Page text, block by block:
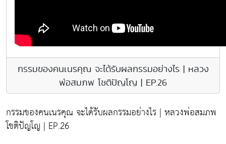
กรรมของคนเนรคุณ จะได้รับผลกรรมอย่างไร | หลวง
พ่อสมภพ โชติปัญโญ | EP.26
กรรมของคนเนรคุณ จะได้รับผลกรรมอย่างไร | หลวงพ่อสมภพ
โชติปัญโญ | EP.26